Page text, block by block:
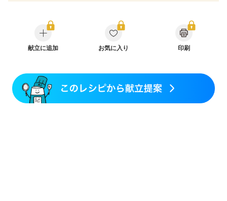
糖尿病性腎症（第１期）
糖尿病性腎症（第２期）
糖尿病性腎症（第３期）
CKD（ステージ１）
CKD（ステージ２）
CKD（ステージ３a）
乳がん治療を終えた方・経過観察中の方など
味の感じ方が変わった
妊娠中(初期)
妊婦健診・体重増加が気になる（初期）
献立に追加 お気に入り 印刷